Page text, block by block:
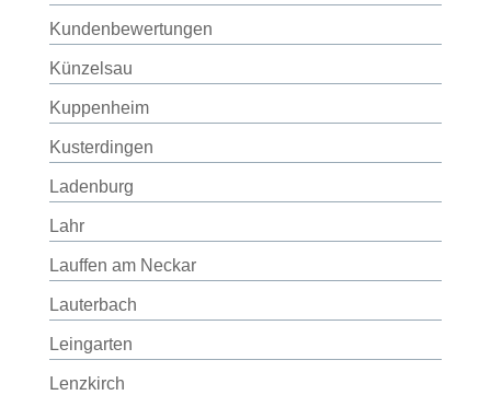
Kundenbewertungen
Künzelsau
Kuppenheim
Kusterdingen
Ladenburg
Lahr
Lauffen am Neckar
Lauterbach
Leingarten
Lenzkirch